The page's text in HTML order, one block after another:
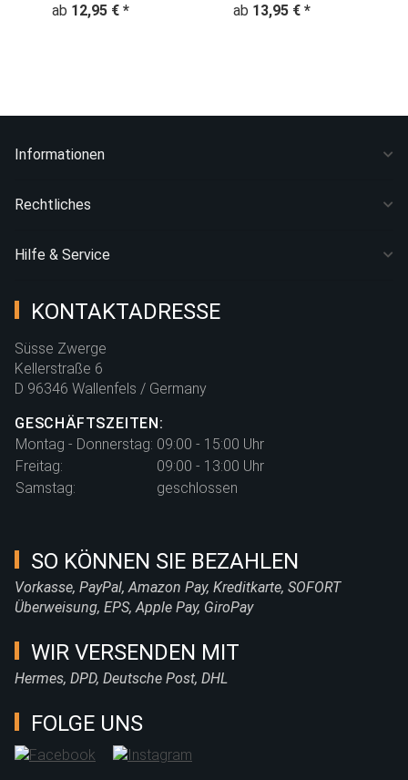
Elefanten" pink
ab 12,95 € *
"Teddybär" auf
ab 13,95 € *
Informationen
Rechtliches
Hilfe & Service
KONTAKTADRESSE
Süsse Zwerge
Kellerstraße 6
D 96346 Wallenfels / Germany
GESCHÄFTSZEITEN:
Montag - Donnerstag: 09:00 - 15:00 Uhr
Freitag:
09:00 - 13:00 Uhr
Samstag:
geschlossen
SO KÖNNEN SIE BEZAHLEN
Vorkasse, PayPal, Amazon Pay, Kreditkarte, SOFORT
Überweisung, EPS, Apple Pay, GiroPay
WIR VERSENDEN MIT
Hermes, DPD, Deutsche Post, DHL
FOLGE UNS